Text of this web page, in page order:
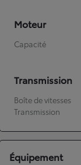
Moteur
Capacité
Transmission
Boîte de vitesses
Transmission
Équipement